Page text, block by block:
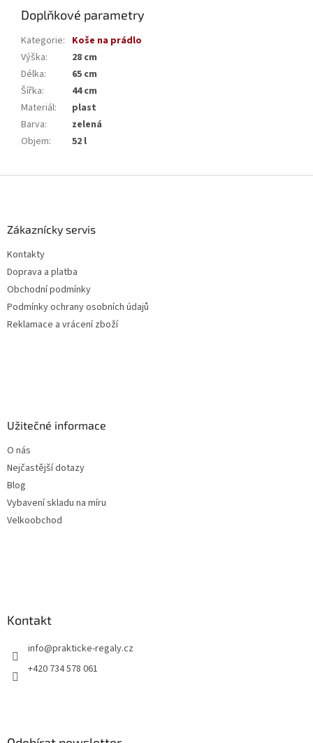
Doplňkové parametry
Kategorie: Koše na prádlo
Výška:
28 cm
Délka:
65 cm
Šířka:
44 cm
Materiál:
plast
Barva:
zelená
Objem: 52 l
Zákaznícky servis
Kontakty
Doprava a platba
Obchodní podmínky
Podmínky ochrany osobních údajů
Reklamace a vrácení zboží
Užitečné informace
O nás
Nejčastější dotazy
Blog
Vybavení skladu na míru
Velkoobchod
Kontakt
info@prakticke-regaly.cz
+420 734 578 061